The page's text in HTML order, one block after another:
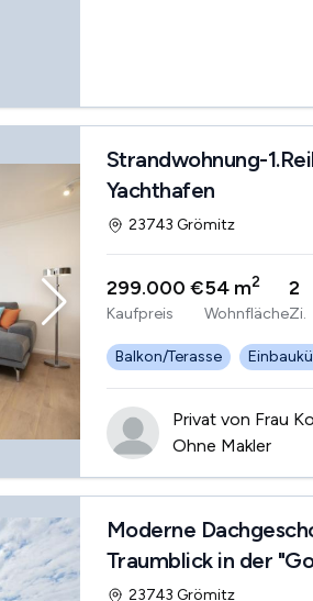
Strandwohnung-
Yachthafen
23743 Grömitz
299.000 €
Kaufpreis
54 m2
Wohnfläche
2
Zi.
Balkon/Terasse
Privat von Frau
Ohne Makler
Moderne
Traumblick in der
Grömitz"
23743 Grömitz